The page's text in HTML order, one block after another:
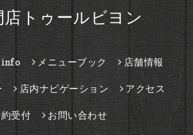
店トゥールビヨン
info メニューブック 店舗情報
店内ナビゲーション アクセス
受付 お問い合わせ